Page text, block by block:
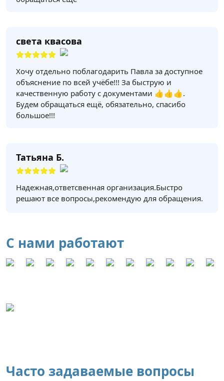
света квасова
Хочу отдельно поблагодарить Павла за доступное
объяснение по всей учёбе!!! За быструю и
качественную работу с документами 👍👍👍.
Будем обращаться ещё, обязательно, спасибо
большое!!!
Татьяна Б.
Надежная,ответсвенная организация.Быстро
решают все вопросы,рекомендую для обращения.
С нами работают
Часто задаваемые вопросы